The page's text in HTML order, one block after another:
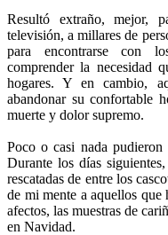
Resultó extraño, mejor,
televisión, a millares de
para encontrarse con
comprender la necesidad
hogares. Y en cambio,
abandonar su confortable
muerte y dolor supremo.
Poco o casi nada
Durante los días
rescatadas de entre los
de mi mente a aquellos que
afectos, las muestras de
en Navidad.